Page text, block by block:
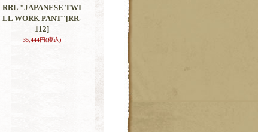
RRL "JAPANESE TWI
LL WORK PANT"[RR-
112]
35,444円(税込)